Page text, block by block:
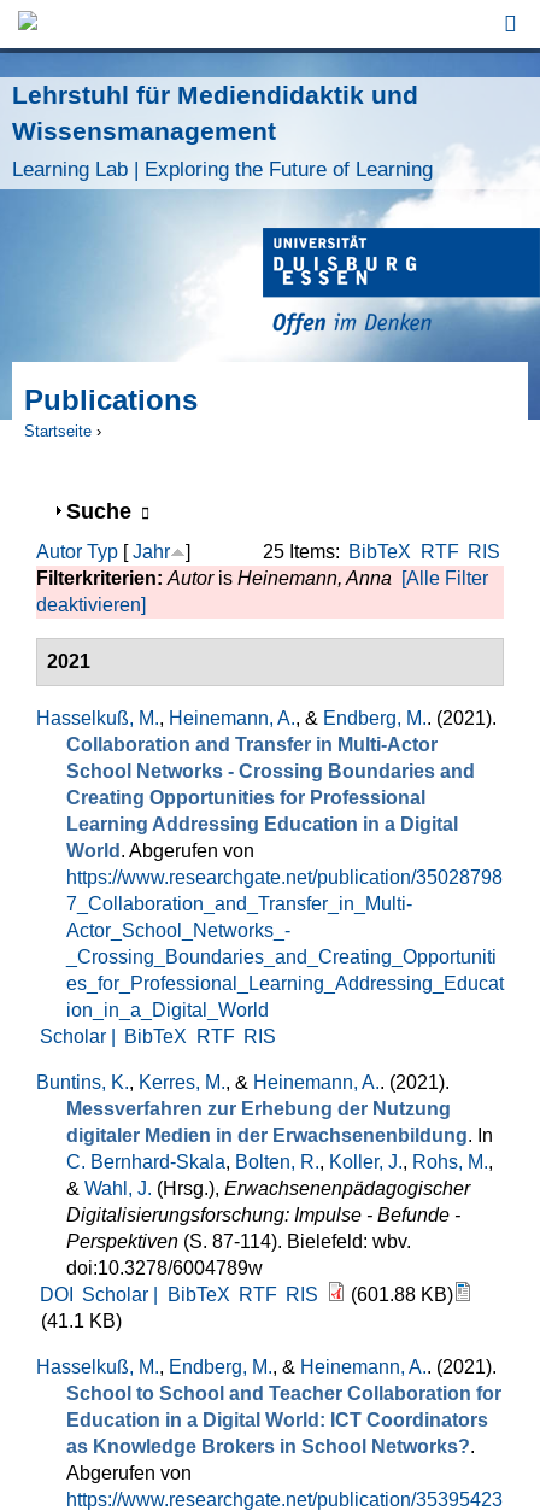
Lehrstuhl für Mediendidaktik und
Wissensmanagement
Learning Lab | Exploring the Future of Learning
Publications
Startseite ›
Anzeigen
Suche
25 Items: BibTeX RTF RIS
Autor Typ [Jahr
]
Filterkriterien: Autoris Heinemann, Anna
[Alle Filter
deaktivieren]
2021
Hasselkuß, M., Heinemann, A., & Endberg, M.. (2021).
Collaboration and Transfer in Multi-Actor
School Networks - Crossing Boundaries and
Creating Opportunities for Professional
Learning Addressing Education in a Digital
World . Abgerufen von
https://www.researchgate.net/publication/35028798
7_Collaboration_and_Transfer_in_Multi-
Actor_School_Networks_-
_Crossing_Boundaries_and_Creating_Opportuniti
es_for_Professional_Learning_Addressing_Educat
ion_in_a_Digital_World
Scholar |
BibTeX RTF RIS
Buntins, K., Kerres, M., & Heinemann, A.. (2021).
Messverfahren zur Erhebung der Nutzung
digitaler Medien in der Erwachsenenbildung. In
C. Bernhard-Skala, Bolten, R., Koller, J., Rohs, M.,
& Wahl, J. (Hrsg.), Erwachsenenpädagogischer
Digitalisierungsforschung: Impulse - Befunde -
Perspektiven (S. 87-114). Bielefeld: wbv.
doi:10.3278/6004789w
DOI
Scholar | BibTeX RTF RIS
(601.88 KB)
(41.1 KB)
Hasselkuß, M., Endberg, M., & Heinemann, A.. (2021).
School to School and Teacher Collaboration for
Education in a Digital World: ICT Coordinators
as Knowledge Brokers in School Networks?.
Abgerufen von
https://www.researchgate.net/publication/35395423